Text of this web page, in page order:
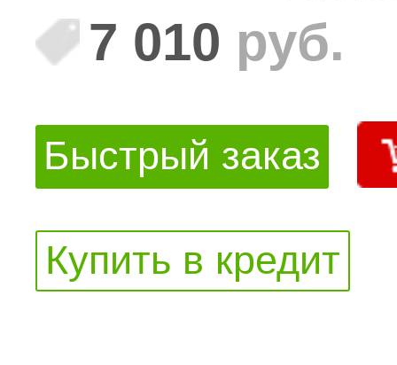
7 010 руб.
Быстрый заказ
Купить в кредит